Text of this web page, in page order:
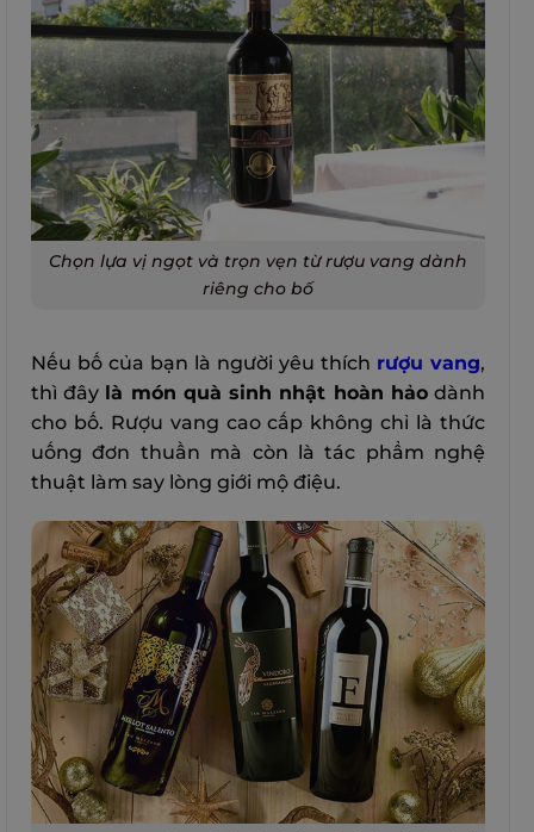
Chọn lựa vị ngọt và trọn vẹn từ rượu vang dành
riêng cho bố
Nếu bố của bạn là người yêu thích rượu vang,
thì đây là món quà sinh nhật hoàn hảodành
cho bố. Rượu vang cao cấp không chỉ là thức
uống đơn thuần mà còn là tác phẩm nghệ
thuật làm say lòng giới mộ điệu.